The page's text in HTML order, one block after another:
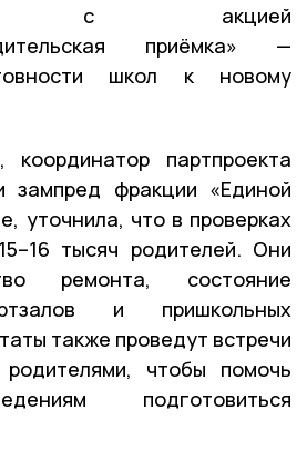
с акцией
приёмка» —
школ к новому
партпроекта
зампред фракции «Единой
уточнила, что в проверках
тысяч родителей. Они
ремонта, состояние
и пришкольных
также проведут встречи
чтобы помочь
подготовиться